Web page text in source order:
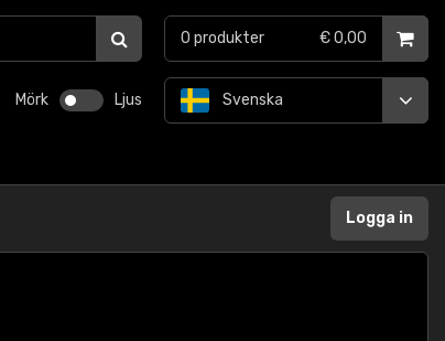
Mörk Ljus Svenska
0 produkter € 0,00
Logga in